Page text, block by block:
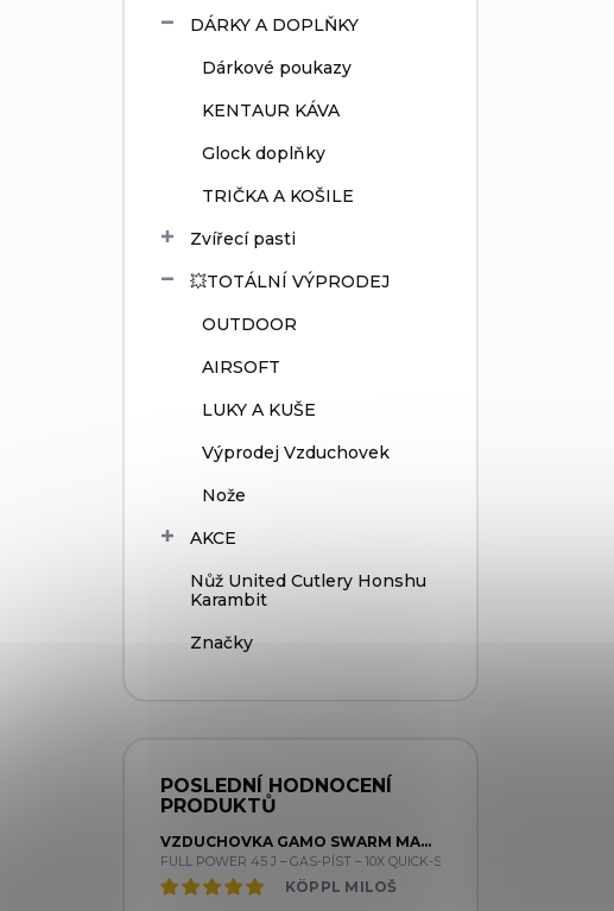
DÁRKY A DOPLŇKY
Dárkové poukazy
KENTAUR KÁVA
Glock doplňky
TRIČKA A KOŠILE
Zvířecí pasti
💥TOTÁLNÍ VÝPRODEJ
OUTDOOR
AIRSOFT
LUKY A KUŠE
Výprodej Vzduchovek
Nože
AKCE
Nůž United Cutlery Honshu
Karambit
Značky
POSLEDNÍ HODNOCENÍ
PRODUKTŮ
VZDUCHOVKA GAMO SWARM MAGNUM PRO GEN3 CAL. 5,5MM SET + GAMO 4X32 - NEOMEZENÝ VÝKON
FULL POWER 45 J – GAS-PÍST – 10X QUICK-SHOT
KÖPPL MILOŠ